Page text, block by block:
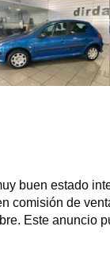
buen estado
comisión de
Este anuncio